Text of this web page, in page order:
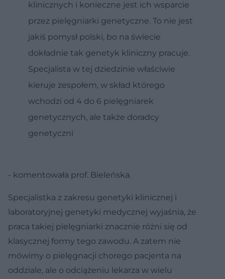
klinicznych i konieczne jest ich wsparcie
przez pielęgniarki genetyczne. To nie jest
jakiś pomysł polski, bo na świecie
dokładnie tak genetyk kliniczny pracuje.
Specjalista w tej dziedzinie właściwie
kieruje zespołem, w skład którego
wchodzi od 4 do 6 pielęgniarek
genetycznych, ale także doradcy
genetyczni
- komentowała prof. Bieleńska.
Specjalistka z zakresu genetyki klinicznej i
laboratoryjnej genetyki medycznej wyjaśnia, że
praca takiej pielęgniarki znacznie różni się od
klasycznej formy tego zawodu. A zatem nie
mówimy o pielęgnacji chorego pacjenta na
oddziale, ale o odciążeniu lekarza w wielu